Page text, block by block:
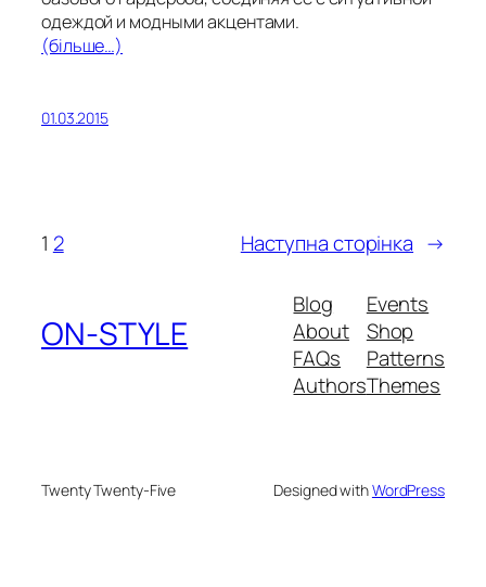
одеждой и модными акцентами.
(більше…)
01.03.2015
1 2 Наступна сторінка →
ON-STYLE
Blog
About
FAQs
Authors
Events
Shop
Patterns
Themes
Twenty Twenty-Five Designed withWordPress